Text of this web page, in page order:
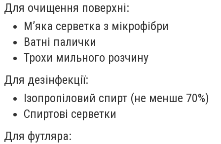
Для очищення поверхні:
М’яка серветка з мікрофібри
Ватні палички
Трохи мильного розчину
Для дезінфекції:
Ізопропіловий спирт (не менше 70%)
Спиртові серветки
Для футляра: